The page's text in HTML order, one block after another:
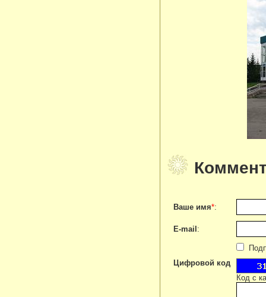
Ваше имя*:
E-mail :
Цифровой код
Код с